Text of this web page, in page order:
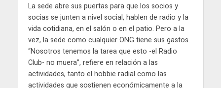
La sede abre sus puertas para que los socios y
socias se junten a nivel social, hablen de radio y la
vida cotidiana, en el salón o en el patio. Pero a la
vez, la sede como cualquier ONG tiene sus gastos.
“Nosotros tenemos la tarea que esto -el Radio
Club- no muera”, refiere en relación a las
actividades, tanto el hobbie radial como las
actividades que sostienen económicamente a la